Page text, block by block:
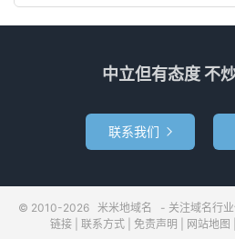
中立但有态度 不
联系我们 
© 2010-2026 米米地域名 - 关注域名行
链接
联系方式 免责声明 网站地图